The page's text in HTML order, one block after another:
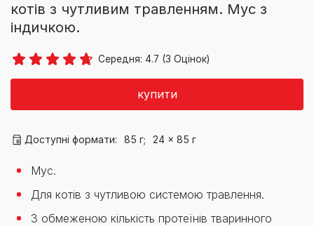
котів з чутливим травленням. Мус з
індичкою.
Середня: 4.7 (3 Оцінок)
купити
Доступні формати: 85 г; 24 x 85 г
Мус.
Для котів з чутливою системою травлення.
З обмеженою кількість протеїнів тваринного